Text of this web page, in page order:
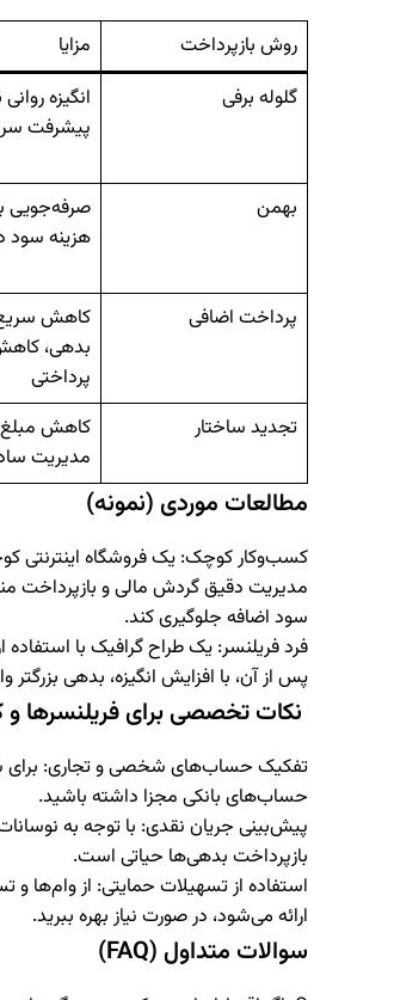
روش بازپرداخت مزایا
گلوله برفی
انگیزه
پیشرفت
بهمن
صرفه‌جویی
هزینه سود
پرداخت اضافی
کاهش
بدهی،
پرداختی
تجدید ساختار
کاهش مبلغ
مدیریت
مطالعات موردی (نمونه)
کسب‌وکار کوچک: یک فروشگاه اینترنتی
سود اضافه جلوگیری کند.
فرد فریلنسر: یک طراح گرافیک با استفاده
پس از آن، با افزایش انگیزه، بدهی
نکات تخصصی برای فریلنسرها
تفکیک حساب‌های شخصی و تجاری:
حساب‌های بانکی مجزا داشته باشید.
پیش‌بینی جریان نقدی: با توجه به
بازپرداخت بدهی‌ها حیاتی است.
استفاده از تسهیلات حمایتی: از وام‌ها و
ارائه می‌شود، در صورت نیاز بهره ببرید.
سوالات متداول (FAQ)